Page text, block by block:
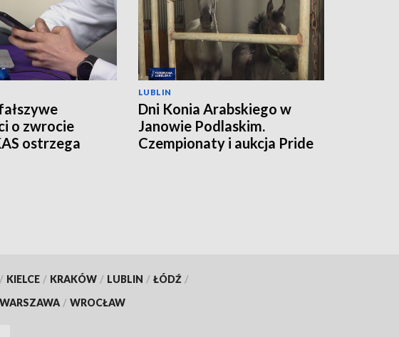
o zwrocie
ostrzega
LUBLIN
Dni Konia Arabskiego w
Janowie Podlaskim.
Czempionaty i aukcja Pride
/ KIELCE / KRAKÓW / LUBLIN / ŁÓDŹ /
WARSZAWA / WROCŁAW